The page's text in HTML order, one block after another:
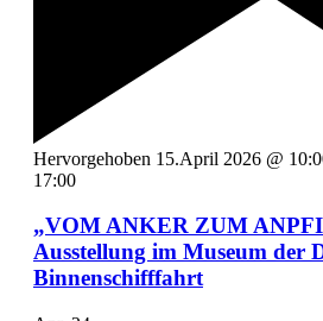
Hervorgehoben 15.April 2026 @
17:00
„VOM ANKER ZUM
Ausstellung im Museum der
Binnenschifffahrt